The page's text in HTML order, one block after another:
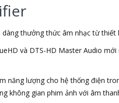
thưởng thức âm nhạc từ thiết
và DTS-HD Master Audio
năng lượng cho hệ thống điện
không gian phim ảnh với âm